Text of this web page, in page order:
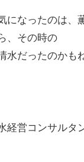
になったのは、
、その時の
水だったのかも
経営コンサルタ